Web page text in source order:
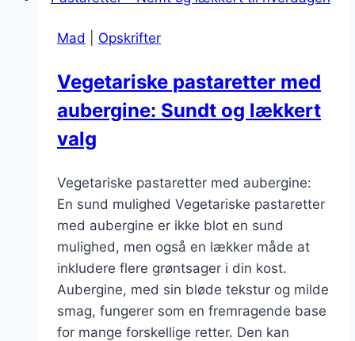
Mad
Opskrifter
Vegetariske pastaretter med
aubergine: Sundt og lækkert
valg
Vegetariske pastaretter med aubergine:
En sund mulighed Vegetariske pastaretter
med aubergine er ikke blot en sund
mulighed, men også en lækker måde at
inkludere flere grøntsager i din kost.
Aubergine, med sin bløde tekstur og milde
smag, fungerer som en fremragende base
for mange forskellige retter. Den kan